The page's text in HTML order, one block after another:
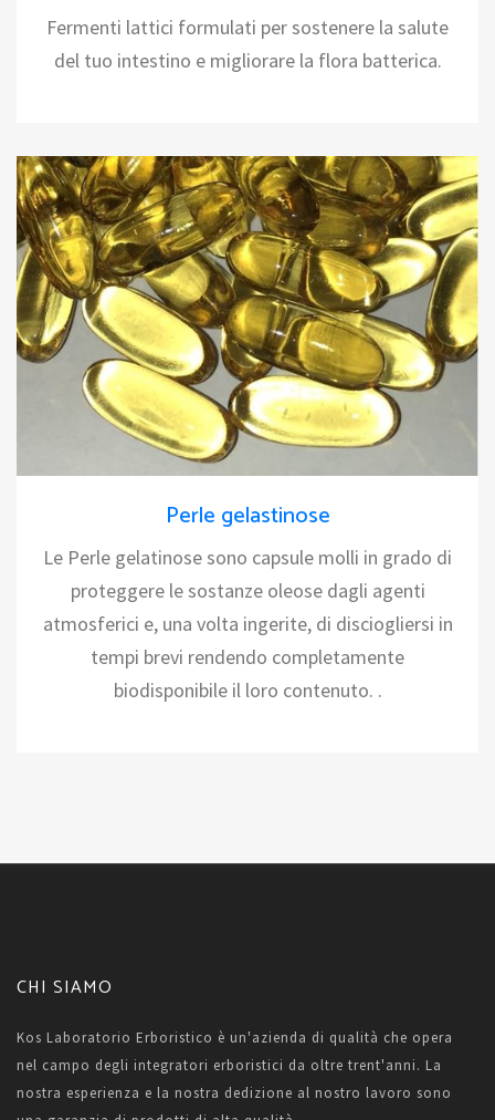
Fermenti lattici formulati per sostenere la salute
del tuo intestino e migliorare la flora batterica.
Perle gelastinose
Le Perle gelatinose sono capsule molli in grado di
proteggere le sostanze oleose dagli agenti
atmosferici e, una volta ingerite, di disciogliersi in
tempi brevi rendendo completamente
biodisponibile il loro contenuto. .
CHI SIAMO
Kos Laboratorio Erboristico è un'azienda di qualità che opera
nel campo degli integratori erboristici da oltre trent'anni. La
nostra esperienza e la nostra dedizione al nostro lavoro sono